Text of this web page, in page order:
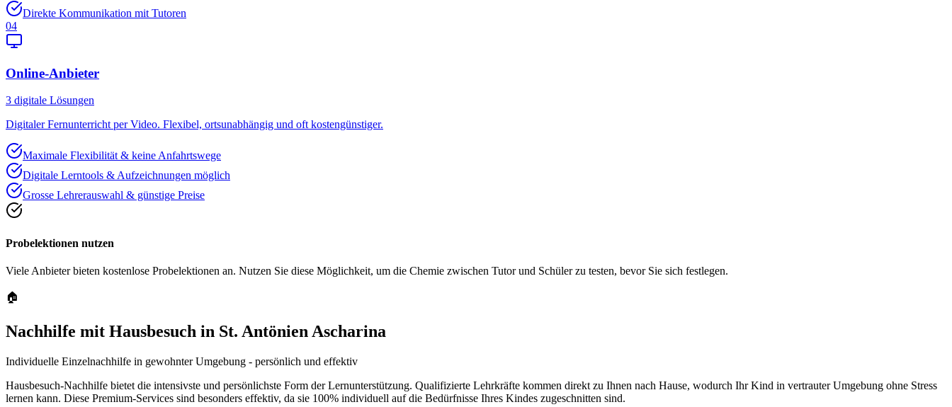
Direkte Kommunikation mit Tutoren
04
Online-Anbieter
3 digitale Lösungen
Digitaler Fernunterricht per Video. Flexibel, ortsunabhängig und oft kostengünstiger.
Maximale Flexibilität & keine Anfahrtswege
Digitale Lerntools & Aufzeichnungen möglich
Grosse Lehrerauswahl & günstige Preise
Probelektionen nutzen
Viele Anbieter bieten kostenlose Probelektionen an. Nutzen Sie diese Möglichkeit, um die Chemie zwischen Tutor und Schüler zu testen, bevor Sie sich festlegen.
🏠
Nachhilfe mit Hausbesuch in St. Antönien Ascharina
Individuelle Einzelnachhilfe in gewohnter Umgebung - persönlich und effektiv
Hausbesuch-Nachhilfe bietet die intensivste und persönlichste Form der Lernunterstützung. Qualifizierte Lehrkräfte kommen direkt zu Ihnen nach Hause, wodurch Ihr Kind in vertrauter Umgebung ohne Stress
lernen kann. Diese Premium-Services sind besonders effektiv, da sie 100% individuell auf die Bedürfnisse Ihres Kindes zugeschnitten sind.